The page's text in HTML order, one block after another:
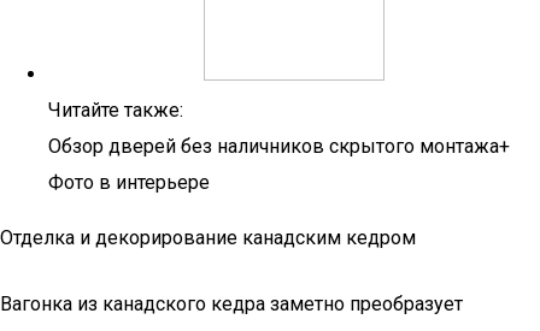
Читайте также:
Обзор дверей без наличников скрытого монтажа+
Фото в интерьере
Отделка и декорирование канадским кедром
Вагонка из канадского кедра заметно преобразует